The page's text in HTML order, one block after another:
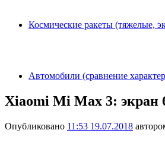
Космические ракеты (тяжелые,
Автомобили (сравнение
Xiaomi Mi Max 3: экран
Опубликовано 11:53 19.07.2018